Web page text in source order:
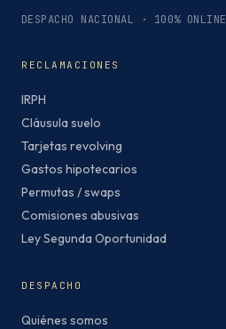
DESPACHO NACIONAL · 100% ONLINE
RECLAMACIONES
IRPH
Cláusula suelo
Tarjetas revolving
Gastos hipotecarios
Permutas / swaps
Comisiones abusivas
Ley Segunda Oportunidad
DESPACHO
Quiénes somos